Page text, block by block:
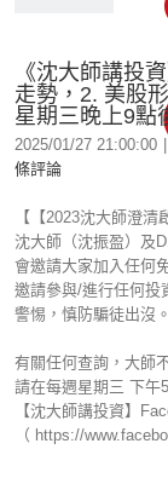
《沈大師講投
走勢，2. 美股
星期三晚上9點
2025/01/27 21:00:00
條評論
【【2023沈大師澄清
沈大師（沈振盈）及
會邀請大家加入任何
邀請參與/進行任何投
警惕，慎防騙徒出沒。
有關任何查詢，大師
請在每週星期三 下午
【沈大師講投資】
（ https://